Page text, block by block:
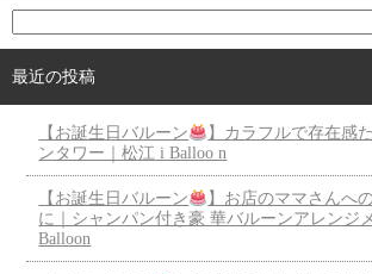
最近の投稿
【お誕生日バルーン
】カラフルで存在感
ンタワー｜松江 i Balloo n
【お誕生日バルーン
】お店のママさんへ
に｜シャンパン付き豪 華バルーンアレンジ
Balloon